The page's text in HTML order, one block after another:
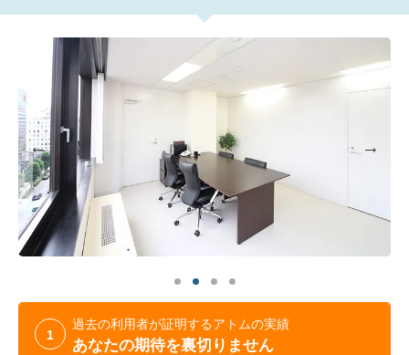
九州・沖縄
福岡 佐賀 長崎
沖縄
相談内容から探す
痴漢 わいせつ
1
過去の利用者が証明するアトムの実績
あなたの期待を裏切りません